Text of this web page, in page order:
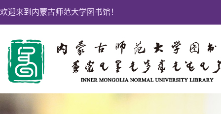
欢迎来到内蒙古师范大学图书馆！